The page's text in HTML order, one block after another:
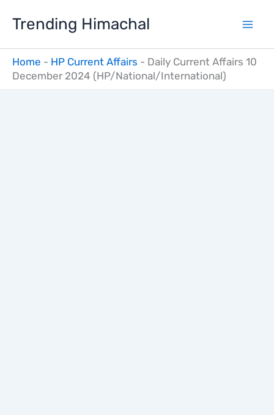
Trending Himachal
Home - HP Current Affairs - Daily Current Affairs 10
December 2024 (HP/National/International)